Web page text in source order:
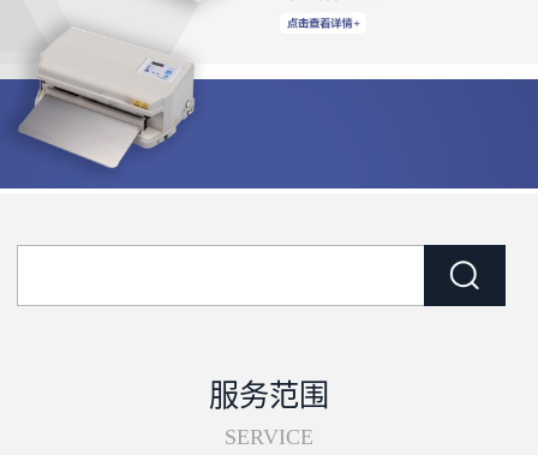
服务范围
SERVICE